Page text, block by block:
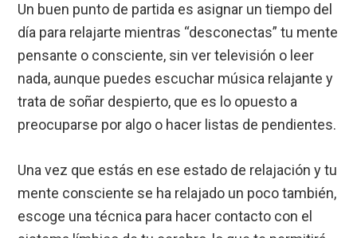
Un buen punto de partida es asignar un tiempo del
día para relajarte mientras “desconectas” tu mente
pensante o consciente, sin ver televisión o leer
nada, aunque puedes escuchar música relajante y
trata de soñar despierto, que es lo opuesto a
preocuparse por algo o hacer listas de pendientes.
Una vez que estás en ese estado de relajación y tu
mente consciente se ha relajado un poco también,
escoge una técnica para hacer contacto con el